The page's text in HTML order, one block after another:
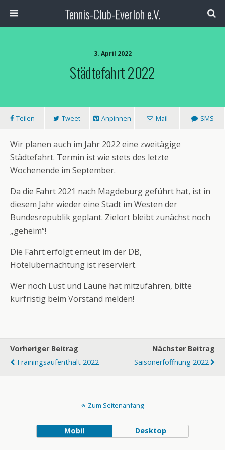
Tennis-Club-Everloh e.V.
3. April 2022
Städtefahrt 2022
Teilen Tweet Anpinnen Mail SMS
Wir planen auch im Jahr 2022 eine zweitägige
Städtefahrt. Termin ist wie stets des letzte
Wochenende im September.
Da die Fahrt 2021 nach Magdeburg geführt hat, ist in
diesem Jahr wieder eine Stadt im Westen der
Bundesrepublik geplant. Zielort bleibt zunächst noch
„geheim“!
Die Fahrt erfolgt erneut im der DB,
Hotelübernachtung ist reserviert.
Wer noch Lust und Laune hat mitzufahren, bitte
kurfristig beim Vorstand melden!
Vorheriger Beitrag
Trainingsaufenthalt 2022
Nächster Beitrag
Saisonerföffnung 2022
Zum Seitenanfang
Mobil Desktop